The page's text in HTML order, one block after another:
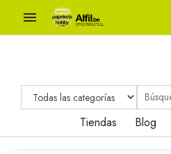

Tiendas Blog